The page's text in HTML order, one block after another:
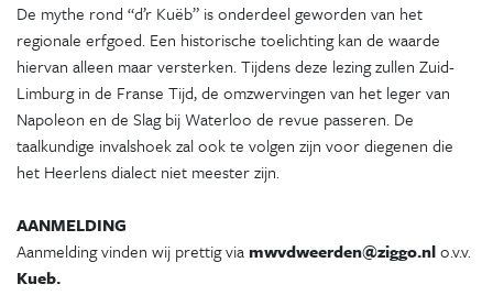
De mythe rond “d’r Kuëb” is onderdeel geworden van het
regionale erfgoed. Een historische toelichting kan de waarde
hiervan alleen maar versterken. Tijdens deze lezing zullen Zuid-
Limburg in de Franse Tijd, de omzwervingen van het leger van
Napoleon en de Slag bij Waterloo de revue passeren. De
taalkundige invalshoek zal ook te volgen zijn voor diegenen die
het Heerlens dialect niet meester zijn.
AANMELDING
Aanmelding vinden wij prettig viamwvdweerden@ziggo.nlo.v.v.
Kueb.